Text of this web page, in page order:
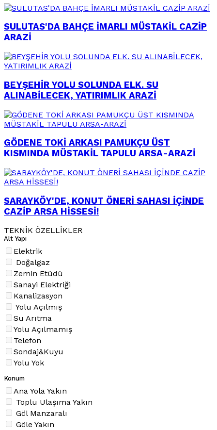
SULUTAS'DA BAHÇE İMARLI MÜSTAKİL CAZİP
ARAZİ
BEYŞEHİR YOLU SOLUNDA ELK. SU
ALINABİLECEK, YATIRIMLIK ARAZİ
GÖDENE TOKİ ARKASI PAMUKÇU ÜST
KISMINDA MÜSTAKİL TAPULU ARSA-ARAZİ
SARAYKÖY'DE, KONUT ÖNERİ SAHASI İÇİNDE
CAZİP ARSA HİSSESİ!
TEKNİK ÖZELLİKLER
Alt Yapı
Elektrik
Doğalgaz
Zemin Etüdü
Sanayi Elektriği
Kanalizasyon
Yolu Açılmış
Su Arıtma
Yolu Açılmamış
Telefon
Sondaj&Kuyu
Yolu Yok
Konum
Ana Yola Yakın
Toplu Ulaşıma Yakın
Göl Manzaralı
Göle Yakın